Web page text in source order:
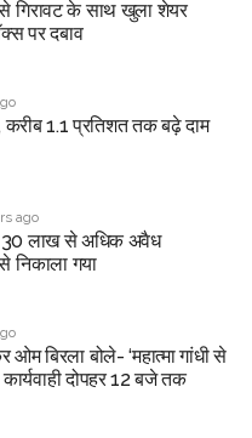
गिरावट के साथ खुला शेयर
पर दबाव
1.1 प्रतिशत तक बढ़े दाम
ago
30 लाख से अधिक अवैध
निकाला गया
ओम बिरला बोले- ‘महात्मा गांधी से
दोपहर 12 बजे तक